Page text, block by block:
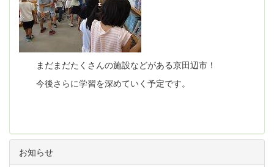
まだまだたくさんの施設などがある京田辺市！
今後さらに学習を深めていく予定です。
お知らせ